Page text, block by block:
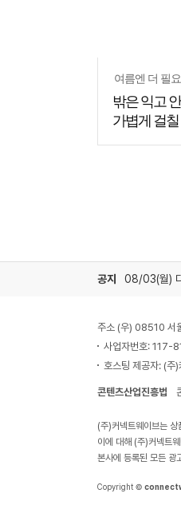
여름엔 더 필
밖은 익고
가볍게 걸칠
공지
주소 (우) 08510 서
사업자번호:
호스팅 제공자: (주
콘텐츠산업진흥법
(주)커넥트웨이브는
이에 대해 (주)커넥트
본사에 등록된 모든 광
Copyright ©